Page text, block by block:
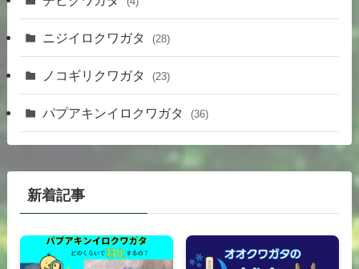
ニジイロクワガタ (28)
ノコギリクワガタ (23)
パプアキンイロクワガタ (36)
新着記事